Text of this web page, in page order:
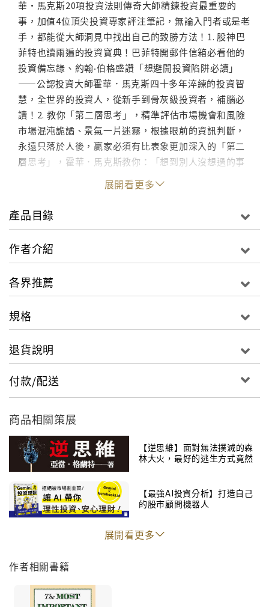
華•馬克斯20項投資法則傳奇大師精鍊投資最重要的
事，加值4位頂尖投資專家評注筆記，無論入門者或是老
手，都能從大師洞見中找出自己的致勝方法！1. 股神巴
菲特也讀兩遍的投資寶典！巴菲特開郵件信箱必看他的
投資備忘錄、約翰‧伯格盛讚「想避開投資陷阱必讀」
——公認投資大師霍華．馬克斯四十多年淬練的投資智
慧，全世界的投資人，從新手到骨灰級投資者，補腦必
讀！2. 教你「第二層思考」，精準評估市場機會和風險
市場混沌詭譎、景氣一片迷霧，根據眼前的資訊判斷，
永遠只落於人後，贏家必須有比表象更加深入的「第二
層思考」，霍華．馬克斯教你：「想到別人沒想過的事
情，看到他們錯過的東西，擁有他們沒有的洞見，然後
用不同的方式對應」。3. 新版增加一章及四位名家評注
筆記！新版擴充第二十章「合理預期」主題，且罕見加
入四位知名投資專家學者評註，作者本人也加入解說，
元，讀者更能從真知灼見中獲取大師的智慧。4. 與大師
用心捧讀、親身體會，更能參與投資名家臨場討論，在
資模式，讓本書變成你自己的投資致勝寶典。在美國投
資界與巴菲特齊名的霍華．馬克斯，其所聯合創辦的橡
樹資本成立時間超過二十年，管理資產規模已達千億美
元，其長期績效表現更是驚人，二十八年來（包含六位
創辦人任職TCW時期）平均複合報酬率高達一九%（同
期美股標準普爾五百指數表現只有一○‧一%，MSCI全球
指數只有四‧九%）。也就是說，如果在二十八年前將一
百萬交給橡樹資本管理，現在已擁有一億七千萬。霍
華．馬克斯從不吝於和市場分享其投資洞見，持續以
「投資備忘錄」與客戶及所有投資人溝通。橡樹備忘錄
受到美國投資界高度重視，地位等於巴菲特夏波克每年
股東大會，連巴菲特本人也罕見背書：「只要在郵件信
箱裡看到霍華．馬克斯的投資備忘錄，我會馬上打開與
閱讀！」《投資最重要的事》一書公開「橡樹資本持續
擁有打敗大盤的卓越表現」的答案。霍華．馬克斯濃縮
著名的「第二層思考」、價格與價值的關系、耐心等待
機會、避開投資陷阱、對抗情緒帶來的負面影響……含
括所有價值投資者的關鍵面向，處處都是洞見與啟發。
展開看更多
產品目錄
作者介紹
各界推薦
規格
退貨說明
付款/配送
商品相關策展
【逆思維】面對無法撲滅的森
林大火，最好的逃生方式竟然
【最強AI投資分析】打造自己
的股市顧問機器人
展開看更多
作者相關書籍